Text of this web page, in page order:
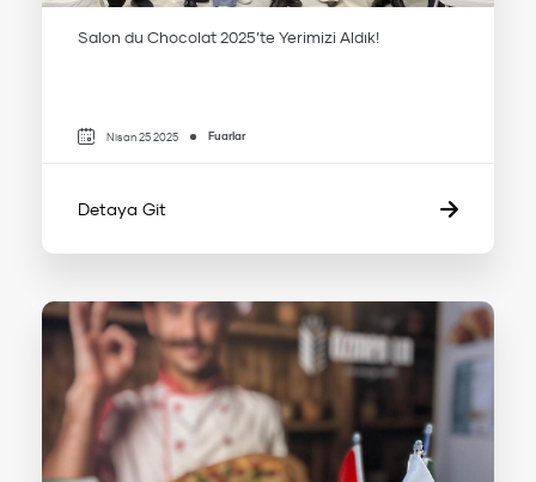
Salon du Chocolat 2025’te Yerimizi Aldık!
Nisan 25 2025 Fuarlar
Detaya Git